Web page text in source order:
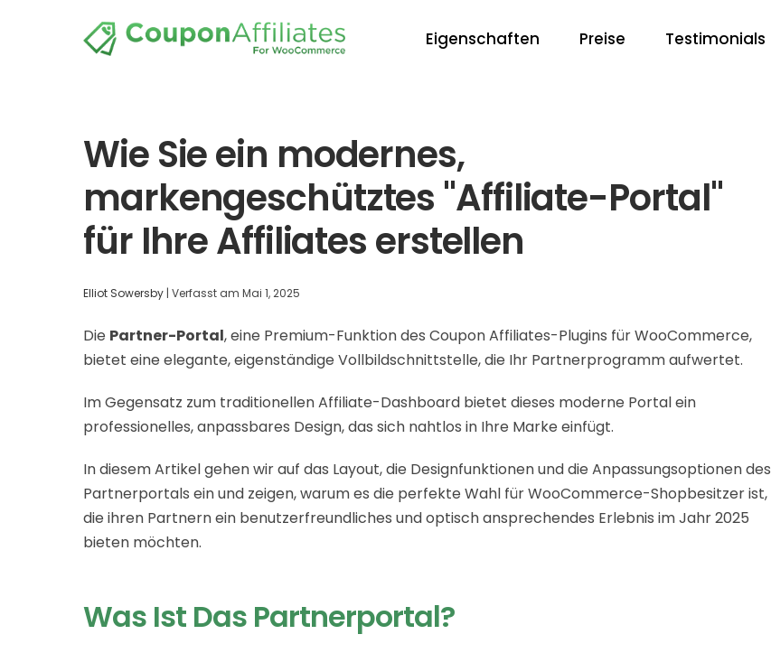
Eigenschaften Preise Testimonials
Wie Sie ein modernes,
markengeschütztes "Affiliate-Portal"
für Ihre Affiliates erstellen
Elliot Sowersby | Verfasst am Mai 1, 2025
Die Partner-Portal, eine Premium-Funktion des Coupon Affiliates-Plugins für WooCommerce,
bietet eine elegante, eigenständige Vollbildschnittstelle, die Ihr Partnerprogramm aufwertet.
Im Gegensatz zum traditionellen Affiliate-Dashboard bietet dieses moderne Portal ein
professionelles, anpassbares Design, das sich nahtlos in Ihre Marke einfügt.
In diesem Artikel gehen wir auf das Layout, die Designfunktionen und die Anpassungsoptionen des
Partnerportals ein und zeigen, warum es die perfekte Wahl für WooCommerce-Shopbesitzer ist,
die ihren Partnern ein benutzerfreundliches und optisch ansprechendes Erlebnis im Jahr 2025
bieten möchten.
Was Ist Das Partnerportal?